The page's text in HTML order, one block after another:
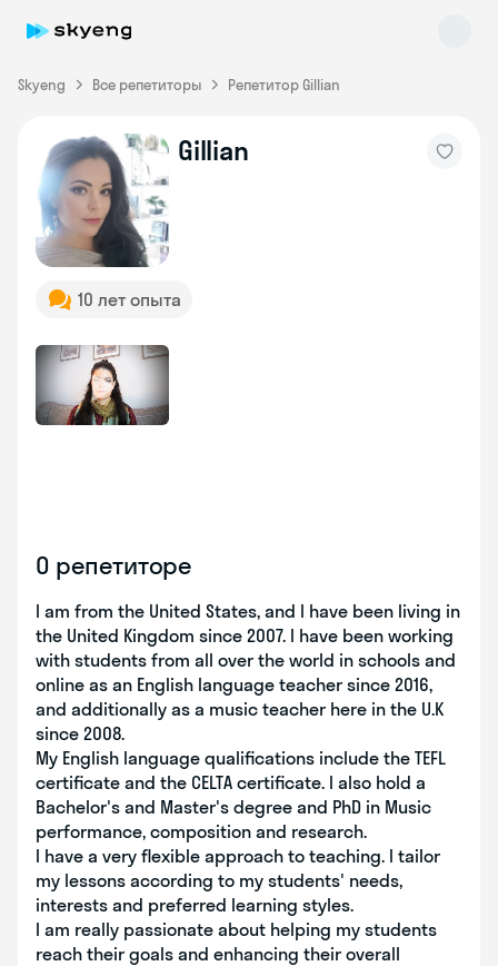
Skyeng Все репетиторы Репетитор Gillian
Gillian
10 лет опыта
О репетиторе
I am from the United States, and I have been living in
the United Kingdom since 2007. I have been working
with students from all over the world in schools and
online as an English language teacher since 2016,
and additionally as a music teacher here in the U.K
since 2008.
My English language qualifications include the TEFL
certificate and the CELTA certificate. I also hold a
Bachelor's and Master's degree and PhD in Music
performance, composition and research.
I have a very flexible approach to teaching. I tailor
my lessons according to my students' needs,
interests and preferred learning styles.
I am really passionate about helping my students
reach their goals and enhancing their overall
Skyeng Chat
online